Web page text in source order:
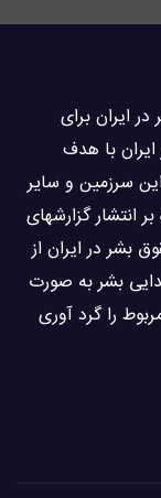
ایران برای
با هدف
سرزمین و ساير
انتشار گزارشهای
بشر در ایران از
بشر به صورت
را گرد آوری